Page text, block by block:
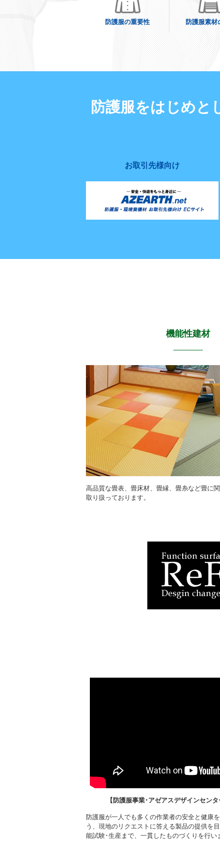
防護服の重要性 防護服素材
防護服をはじめと
お取引先様向け
機能性建材
高品質な畳表、畳床材、畳縁、畳糸など畳に
取り扱っております。
【防護服事業･アゼアスデザインセン
防護服が一人でも多くの作業者の安全と健康
う、現地のリクエストに答える製品の提供を
能試験･生産まで、一貫したものづくりを行い